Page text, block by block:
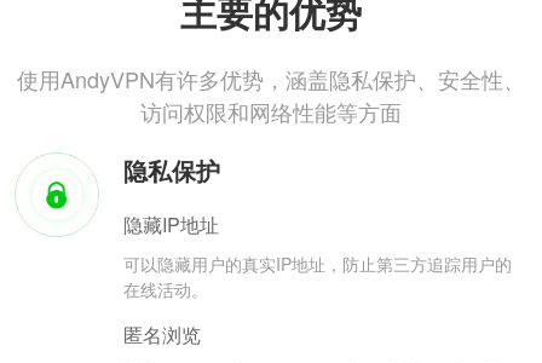
主要的优势
使用AndyVPN有许多优势，涵盖隐私保护、安全性、
访问权限和网络性能等方面
隐私保护
隐藏IP地址
可以隐藏用户的真实IP地址，防止第三方追踪用户的
在线活动。
匿名浏览